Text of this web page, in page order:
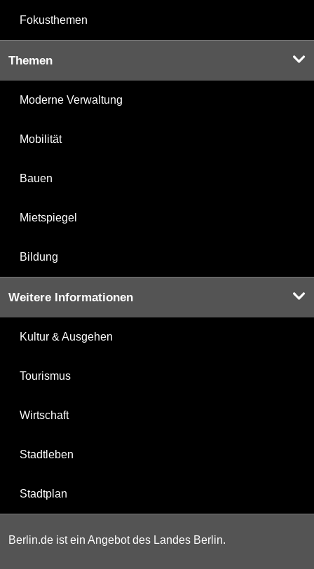
Fokusthemen
Themen
Moderne Verwaltung
Mobilität
Bauen
Mietspiegel
Bildung
Weitere Informationen
Kultur & Ausgehen
Tourismus
Wirtschaft
Stadtleben
Stadtplan
Berlin.de ist ein Angebot des Landes Berlin.